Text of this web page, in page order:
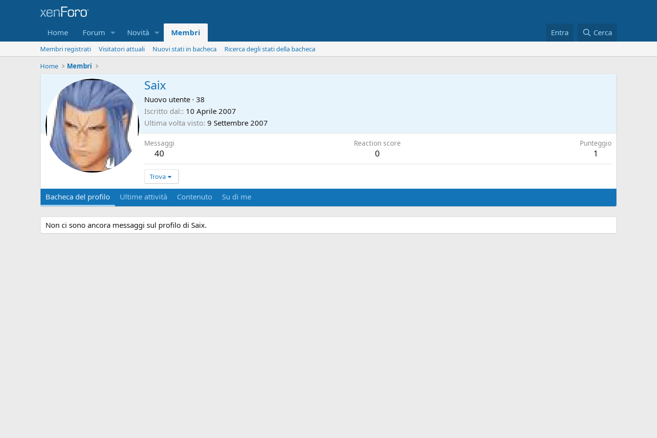
Home Forum Novità Membri Entra Cerca
Membri registrati Visitatori attuali Nuovi stati in bacheca
Ricerca degli stati della bacheca
Home
Membri
Saix
Nuovo utente · 38
Iscritto dal: 10 Aprile 2007
Ultima volta visto 9 Settembre 2007
Messaggi
40
Reaction score
0
Punteggio
1
Trova
Bacheca del profilo Ultime attività Contenuto Su di me
Non ci sono ancora messaggi sul profilo di Saix.